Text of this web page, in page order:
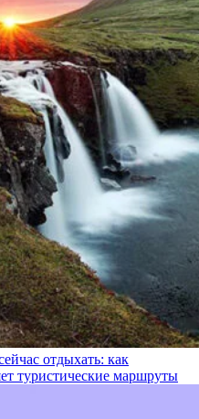
отдыхать: как
туристические маршруты